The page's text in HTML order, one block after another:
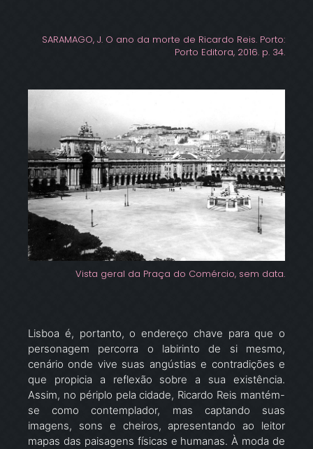
SARAMAGO, J. O ano da morte de Ricardo Reis. Porto:
Porto Editora, 2016. p. 34.
Vista geral da Praça do Comércio, sem data.
Lisboa é, portanto, o endereço chave para que o
personagem percorra o labirinto de si mesmo,
cenário onde vive suas angústias e contradições e
que propicia a reflexão sobre a sua existência.
Assim, no périplo pela cidade, Ricardo Reis mantém-
se como contemplador, mas captando suas
imagens, sons e cheiros, apresentando ao leitor
mapas das paisagens físicas e humanas. À moda de